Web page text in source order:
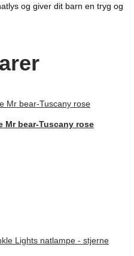
og giver dit barn en tryg og
Mr bear-Tuscany rose